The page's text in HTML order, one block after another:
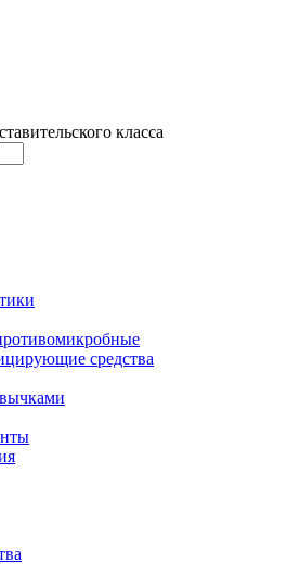
класса
средства